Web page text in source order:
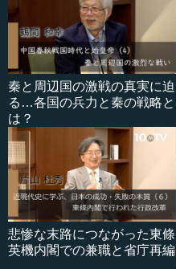
秦と周辺国の激戦の真実に迫
る…各国の兵力と秦の戦略と
は？
悲惨な末路につながった東條
英機内閣での兼職と省庁再編